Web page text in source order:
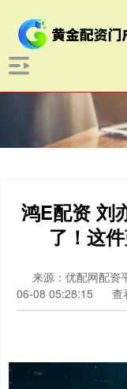
鸿E配资 刘
了！这
来源：优配网配资
06-08 05:28:15
查